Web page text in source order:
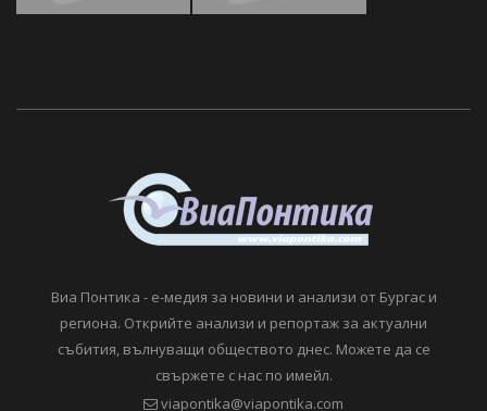
Виа Понтика - е-медия за новини и анализи от Бургас и
региона. Открийте анализи и репортаж за актуални
събития, вълнуващи обществото днес. Можете да се
свържете с нас по имейл.
viapontika@viapontika.com